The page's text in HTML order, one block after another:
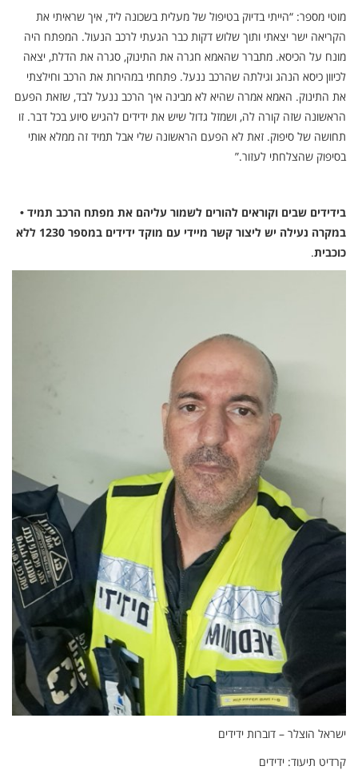
מוטי מספר: “הייתי בדיוק בטיפול של מעלית בשכונה ליד, איך שראיתי את
הקריאה ישר יצאתי ותוך שלוש דקות כבר הגעתי לרכב הנעול. המפתח היה
מונח על הכיסא. מתברר שהאמא חגרה את התינוק, סגרה את הדלת, יצאה
לכיוון כיסא הנהג וגילתה שהרכב ננעל. פתחתי במהירות את הרכב וחילצתי
את התינוק. האמא אמרה שהיא לא מבינה איך הרכב ננעל לבד, שזאת הפעם
הראשונה שזה קורה לה, ושמזל גדול שיש את ידידים להגיש סיוע בכל דבר. זו
תחושה של סיפוק. זאת לא הפעם הראשונה שלי אבל תמיד זה ממלא אותי
בסיפוק שהצלחתי לעזור.”
בידידים שבים וקוראים להורים לשמור עליהם את מפתח הרכב תמיד •
במקרה נעילה יש ליצור קשר מיידי עם מוקד ידידים במספר 1230 ללא
כוכבית.
ישראל הוצלר – דוברות ידידים
קרדיט תיעוד: ידידים